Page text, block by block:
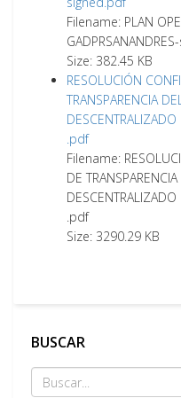
Filename: PLAN
Size: 382.45 KB
RESOLUCIÓN
TRANSPARENCIA
.pdf
Filename:
DE
.pdf
Size: 3290.29 KB
BUSCAR